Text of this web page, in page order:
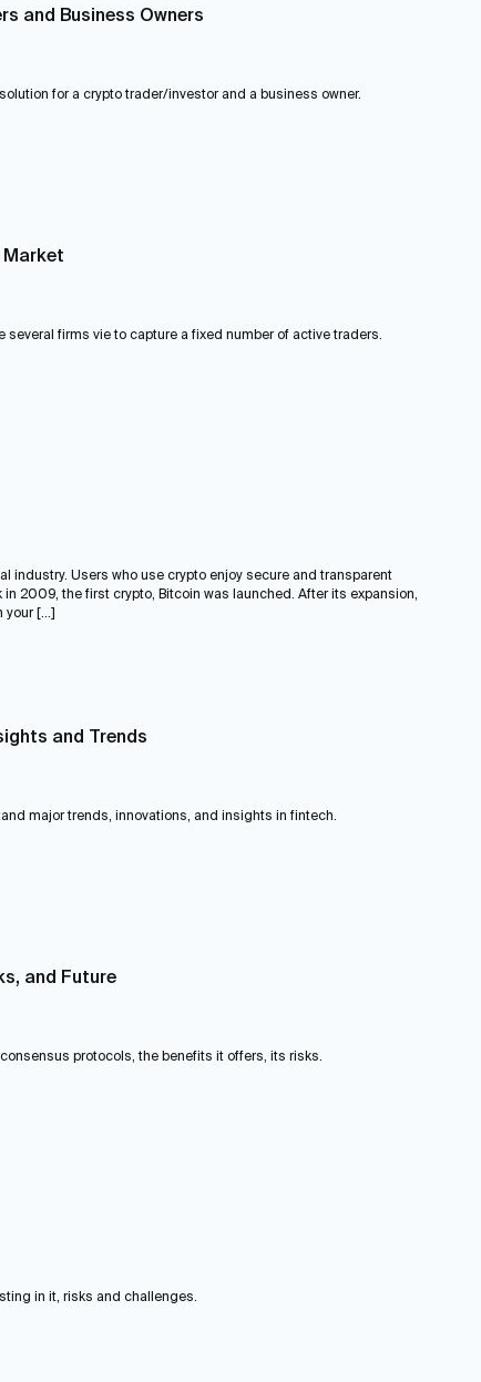
and Business Owners
for a crypto trader/investor and a business owner.
Market
several firms vie to capture a fixed number of active traders.
industry. Users who use crypto enjoy secure and transparent
2009, the first crypto, Bitcoin was launched. After its expansion,
your […]
and Trends
major trends, innovations, and insights in fintech.
and Future
protocols, the benefits it offers, its risks.
in it, risks and challenges.